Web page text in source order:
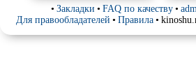
• Закладки • FAQ по качеству •
Для правообладателей • Правила •